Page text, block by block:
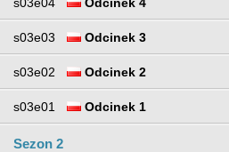
s03e03 Odcinek 3
s03e02 Odcinek 2
s03e01 Odcinek 1
Sezon 2